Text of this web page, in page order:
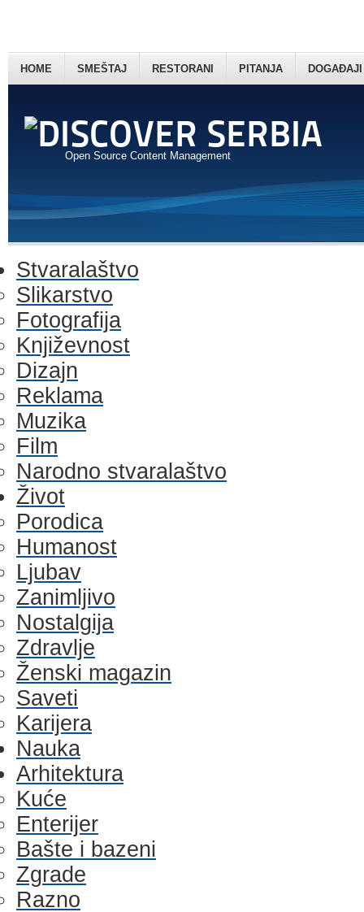
Open Source Content Management
HOME SMEŠTAJ RESTORANI PITANJA DOGAĐAJI
Stvaralaštvo
Slikarstvo
Fotografija
Književnost
Dizajn
Reklama
Muzika
Film
Narodno stvaralaštvo
Život
Porodica
Humanost
Ljubav
Zanimljivo
Nostalgija
Zdravlje
Ženski magazin
Saveti
Karijera
Nauka
Arhitektura
Kuće
Enterijer
Bašte i bazeni
Zgrade
Razno